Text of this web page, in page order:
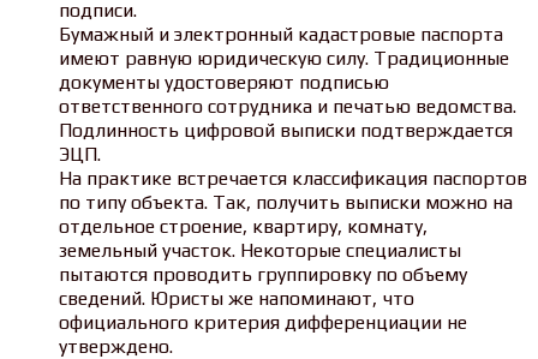
подписи.
Бумажный и электронный кадастровые паспорта
имеют равную юридическую силу. Традиционные
документы удостоверяют подписью
ответственного сотрудника и печатью ведомства.
Подлинность цифровой выписки подтверждается
ЭЦП.
На практике встречается классификация паспортов
по типу объекта. Так, получить выписки можно на
отдельное строение, квартиру, комнату,
земельный участок. Некоторые специалисты
пытаются проводить группировку по объему
сведений. Юристы же напоминают, что
официального критерия дифференциации не
утверждено.